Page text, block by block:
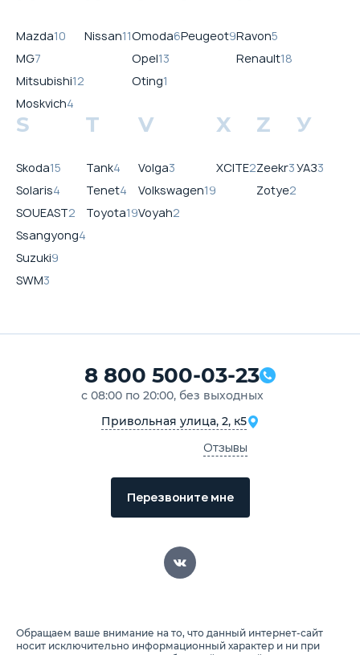
Mazda10
MG7
Mitsubishi12
Moskvich4
Nissan11Omoda6
Opel13
Oting1
Peugeot9Ravon5
Renault18
S
Skoda15
Solaris4
SOUEAST2
Ssangyong4
Suzuki9
SWM3
T
Tank4
Tenet4
Toyota19
V
Volga3
Volkswagen19
Voyah2
X
XCITE2
Z
Zeekr3
Zotye2
У
УАЗ3
8 800 500-03-23
с 08:00 по 20:00, без выходных
Привольная улица, 2, к5
Отзывы
Перезвоните мне
Обращаем ваше внимание на то, что данный интернет-сайт
носит исключительно информационный характер и ни при